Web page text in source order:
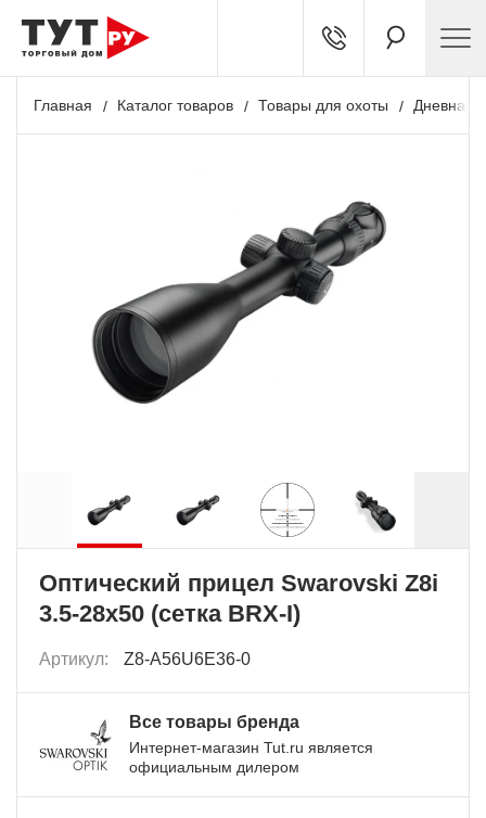
Главная Каталог товаров Товары для охоты Дневная
Оптический прицел Swarovski Z8i
3.5-28x50 (сетка BRX-I)
Артикул: Z8-A56U6E36-0
Все товары бренда
Интернет-магазин Tut.ru является
официальным дилером